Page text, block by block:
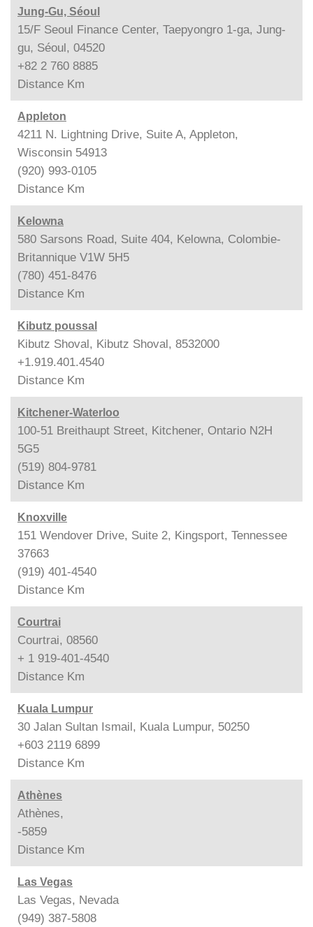
Jung-Gu, Séoul
15/F Seoul Finance Center, Taepyongro 1-ga, Jung-
gu, Séoul, 04520
+82 2 760 8885
Distance Km
Appleton
4211 N. Lightning Drive, Suite A, Appleton,
Wisconsin 54913
(920) 993-0105
Distance Km
Kelowna
580 Sarsons Road, Suite 404, Kelowna, Colombie-
Britannique V1W 5H5
(780) 451-8476
Distance Km
Kibutz poussal
Kibutz Shoval, Kibutz Shoval, 8532000
+1.919.401.4540
Distance Km
Kitchener-Waterloo
100-51 Breithaupt Street, Kitchener, Ontario N2H
5G5
(519) 804-9781
Distance Km
Knoxville
151 Wendover Drive, Suite 2, Kingsport, Tennessee
37663
(919) 401-4540
Distance Km
Courtrai
Courtrai, 08560
+ 1 919-401-4540
Distance Km
Kuala Lumpur
30 Jalan Sultan Ismail, Kuala Lumpur, 50250
+603 2119 6899
Distance Km
Athènes
Athènes,
-5859
Distance Km
Las Vegas
Las Vegas, Nevada
(949) 387-5808